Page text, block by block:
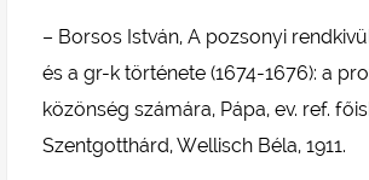
– Borsos István, A pozsonyi
és a gr-k története (1674-1676): a
közönség számára, Pápa, ev. ref.
Szentgotthárd, Wellisch Béla, 1911.